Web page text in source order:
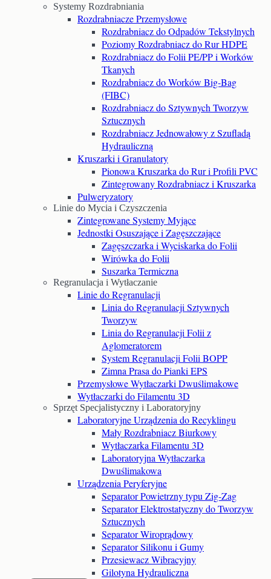
Systemy Rozdrabniania
Rozdrabniacze Przemysłowe
Rozdrabniacz do Odpadów Tekstylnych
Poziomy Rozdrabniacz do Rur HDPE
Rozdrabniacz do Folii PE/PP i Worków
Tkanych
Rozdrabniacz do Worków Big-Bag
(FIBC)
Rozdrabniacz do Sztywnych Tworzyw
Sztucznych
Rozdrabniacz Jednowałowy z Szufladą
Hydrauliczną
Kruszarki i Granulatory
Pionowa Kruszarka do Rur i Profili PVC
Zintegrowany Rozdrabniacz i Kruszarka
Pulweryzatory
Linie do Mycia i Czyszczenia
Zintegrowane Systemy Myjące
Jednostki Osuszające i Zagęszczające
Zagęszczarka i Wyciskarka do Folii
Wirówka do Folii
Suszarka Termiczna
Regranulacja i Wytłaczanie
Linie do Regranulacji
Linia do Regranulacji Sztywnych
Tworzyw
Linia do Regranulacji Folii z
Aglomeratorem
System Regranulacji Folii BOPP
Zimna Prasa do Pianki EPS
Przemysłowe Wytłaczarki Dwuślimakowe
Wytłaczarki do Filamentu 3D
Sprzęt Specjalistyczny i Laboratoryjny
Laboratoryjne Urządzenia do Recyklingu
Mały Rozdrabniacz Biurkowy
Wytłaczarka Filamentu 3D
Laboratoryjna Wytłaczarka
Dwuślimakowa
Urządzenia Peryferyjne
Separator Powietrzny typu Zig-Zag
Separator Elektrostatyczny do Tworzyw
Sztucznych
Separator Wiroprądowy
Separator Silikonu i Gumy
Przesiewacz Wibracyjny
Gilotyna Hydrauliczna